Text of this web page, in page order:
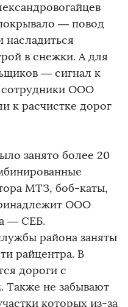
— повод
насладиться
в снежки. А для
— сигнал к
сотрудники ООО
к расчистке дорог
занято более 20
МТЗ, боб-каты,
ООО
— СЕБ.
района заняты
райцентра. В
дороги с
Также не забывают
которых из-за